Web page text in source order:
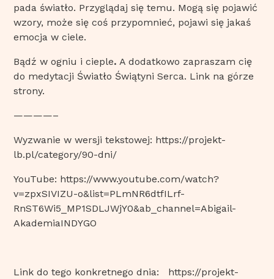
pada światło. Przyglądaj się temu. Mogą się pojawić
wzory, może się coś przypomnieć, pojawi się jakaś
emocja w ciele.
Bądź w ogniu i cieple.A dodatkowo zapraszam cię
do medytacji Światło Świątyni Serca. Link na górze
strony.
————–
Wyzwanie w wersji tekstowej: https://projekt-
lb.pl/category/90-dni/
YouTube: https://www.youtube.com/watch?
v=zpxSIVIZU-o&list=PLmNR6dtfILrf-
RnST6Wi5_MP1SDLJWjY0&ab_channel=Abigail-
AkademiaINDYGO
Link do tego konkretnego dnia: https://projekt-